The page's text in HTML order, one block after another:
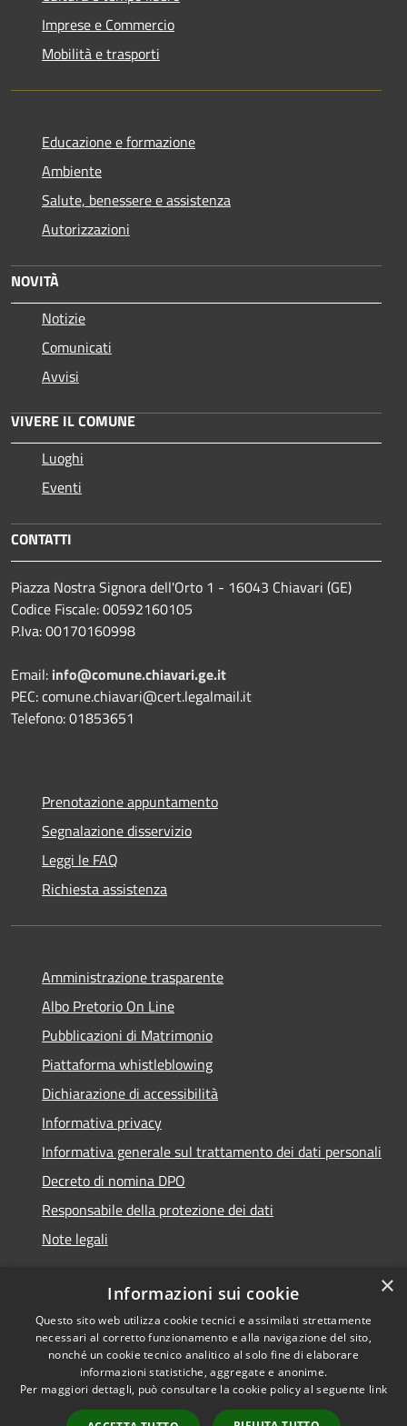
Imprese e Commercio
Mobilità e trasporti
Educazione e formazione
Ambiente
Salute, benessere e assistenza
Autorizzazioni
NOVITÀ
Notizie
Comunicati
Avvisi
VIVERE IL COMUNE
Luoghi
Eventi
CONTATTI
Piazza Nostra Signora dell'Orto 1 - 16043 Chiavari (GE)
Codice Fiscale: 00592160105
P.Iva: 00170160998
Email: info@comune.chiavari.ge.it
PEC: comune.chiavari@cert.legalmail.it
Telefono: 01853651
Prenotazione appuntamento
Segnalazione disservizio
Leggi le FAQ
Richiesta assistenza
Amministrazione trasparente
Albo Pretorio On Line
Pubblicazioni di Matrimonio
Piattaforma whistleblowing
Dichiarazione di accessibilità
Informativa privacy
Informativa generale sul trattamento dei dati personali
Decreto di nomina DPO
Responsabile della protezione dei dati
Note legali
RSS
Accessibilità
Cookie
Mappa del sito
© 2021 - 2026 Comune di
Chiavari -Area Riservata
×
Informazioni sui cookie
Questo sito web utilizza cookie tecnici e assimilati strettamente
necessari al corretto funzionamento e alla navigazione del sito,
nonché un cookie tecnico analitico al solo fine di elaborare
informazioni statistiche, aggregate e anonime.
Per maggiori dettagli, può consultare la cookie policy al seguente link